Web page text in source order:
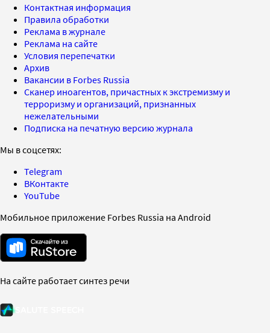
Контактная информация
Правила обработки
Реклама в журнале
Реклама на сайте
Условия перепечатки
Архив
Вакансии в Forbes Russia
Сканер иноагентов, причастных к экстремизму и
терроризму и организаций, признанных
нежелательными
Подписка на печатную версию журнала
Мы в соцсетях:
Telegram
ВКонтакте
YouTube
Мобильное приложение Forbes Russia на Android
На сайте работает синтез речи